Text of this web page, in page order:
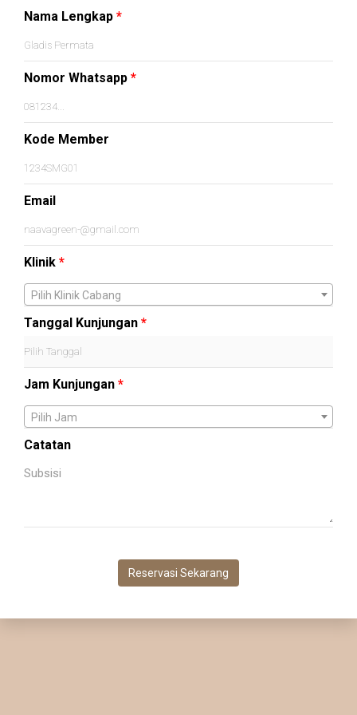
Nama Lengkap *
Nomor Whatsapp *
Kode Member
Email
Klinik *
Pilih Klinik Cabang
Tanggal Kunjungan *
Jam Kunjungan *
Pilih Jam
Catatan
Reservasi Sekarang